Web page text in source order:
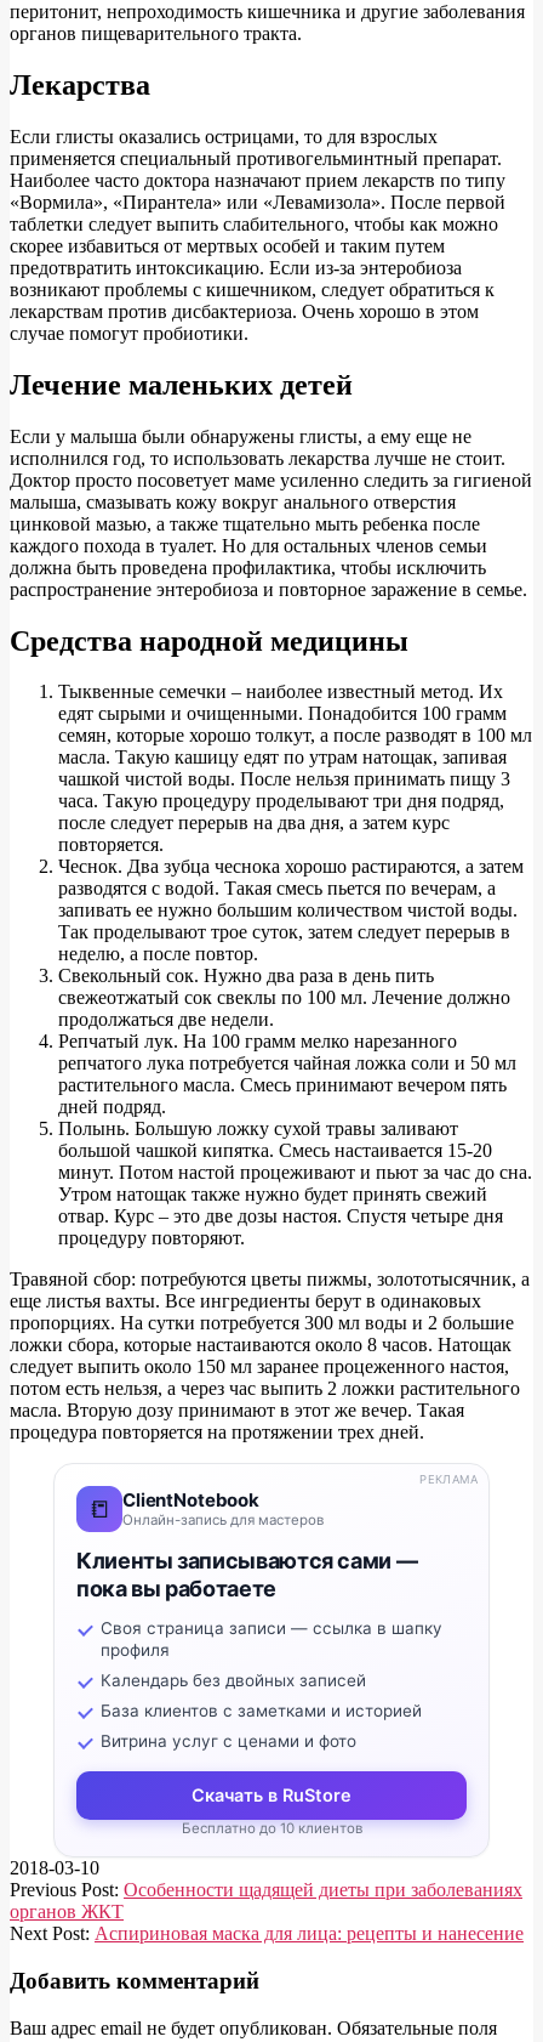
перитонит, непроходимость кишечника и другие заболевания
органов пищеварительного тракта.
Лекарства
Если глисты оказались острицами, то для взрослых
применяется специальный противогельминтный препарат.
Наиболее часто доктора назначают прием лекарств по типу
«Вормила», «Пирантела» или «Левамизола». После первой
таблетки следует выпить слабительного, чтобы как можно
скорее избавиться от мертвых особей и таким путем
предотвратить интоксикацию. Если из-за энтеробиоза
возникают проблемы с кишечником, следует обратиться к
лекарствам против дисбактериоза. Очень хорошо в этом
случае помогут пробиотики.
Лечение маленьких детей
Если у малыша были обнаружены глисты, а ему еще не
исполнился год, то использовать лекарства лучше не стоит.
Доктор просто посоветует маме усиленно следить за гигиеной
малыша, смазывать кожу вокруг анального отверстия
цинковой мазью, а также тщательно мыть ребенка после
каждого похода в туалет. Но для остальных членов семьи
должна быть проведена профилактика, чтобы исключить
распространение энтеробиоза и повторное заражение в семье.
Средства народной медицины
Тыквенные семечки – наиболее известный метод. Их
едят сырыми и очищенными. Понадобится 100 грамм
семян, которые хорошо толкут, а после разводят в 100 мл
масла. Такую кашицу едят по утрам натощак, запивая
чашкой чистой воды. После нельзя принимать пищу 3
часа. Такую процедуру проделывают три дня подряд,
после следует перерыв на два дня, а затем курс
повторяется.
Чеснок. Два зубца чеснока хорошо растираются, а затем
разводятся с водой. Такая смесь пьется по вечерам, а
запивать ее нужно большим количеством чистой воды.
Так проделывают трое суток, затем следует перерыв в
неделю, а после повтор.
Свекольный сок. Нужно два раза в день пить
свежеотжатый сок свеклы по 100 мл. Лечение должно
продолжаться две недели.
Репчатый лук. На 100 грамм мелко нарезанного
репчатого лука потребуется чайная ложка соли и 50 мл
растительного масла. Смесь принимают вечером пять
дней подряд.
Полынь. Большую ложку сухой травы заливают
большой чашкой кипятка. Смесь настаивается 15-20
минут. Потом настой процеживают и пьют за час до сна.
Утром натощак также нужно будет принять свежий
отвар. Курс – это две дозы настоя. Спустя четыре дня
процедуру повторяют.
Травяной сбор: потребуются цветы пижмы, золототысячник, а
еще листья вахты. Все ингредиенты берут в одинаковых
пропорциях. На сутки потребуется 300 мл воды и 2 большие
ложки сбора, которые настаиваются около 8 часов. Натощак
следует выпить около 150 мл заранее процеженного настоя,
потом есть нельзя, а через час выпить 2 ложки растительного
масла. Вторую дозу принимают в этот же вечер. Такая
процедура повторяется на протяжении трех дней.
📒 ClientNotebook
Онлайн-запись для мастеров
Клиенты записываются сами —
пока вы работаете
Своя страница записи — ссылка в шапку
профиля
Календарь без двойных записей
База клиентов с заметками и историей
Витрина услуг с ценами и фото
Скачать в RuStore
Бесплатно до 10 клиентов
РЕКЛАМА
2018-03-10
Previous Post: Особенности щадящей диеты при заболеваниях
органов ЖКТ
Next Post: Аспириновая маска для лица: рецепты и нанесение
Добавить комментарий
Ваш адрес email не будет опубликован. Обязательные поля